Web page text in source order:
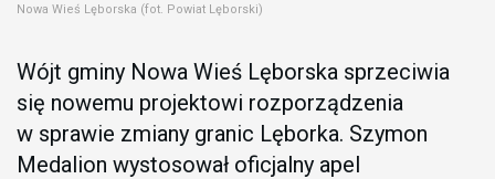
Nowa Wieś Lęborska (fot. Powiat Lęborski)
Wójt gminy Nowa Wieś Lęborska sprzeciwia
się nowemu projektowi rozporządzenia
w sprawie zmiany granic Lęborka. Szymon
Medalion wystosował oficjalny apel